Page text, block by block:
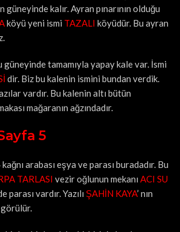
güneyinde kalır. Ayran pınarının olduğu
köyü yeni ismi TAZALI köyüdür. Bu ayran
güneyinde tamamıyla yapay kale var. İsmi
dir. Biz bu kalenin ismini bundan verdik.
vardır. Bu kalenin altı bütün
mağaranın ağzındadır.
5
arabası eşya ve parası buradadır. Bu
TARLASI vezir oğlunun mekanı ACI SU
vardır. Yazılı ŞAHİN KAYA’ nın